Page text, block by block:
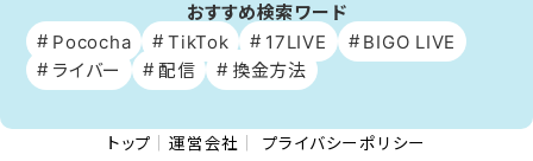
おすすめ検索ワード
Pococha
TikTok 17LIVE
BIGO LIVE
ライバー
配信 換金方法
トップ 運営会社 プライバシーポリシー